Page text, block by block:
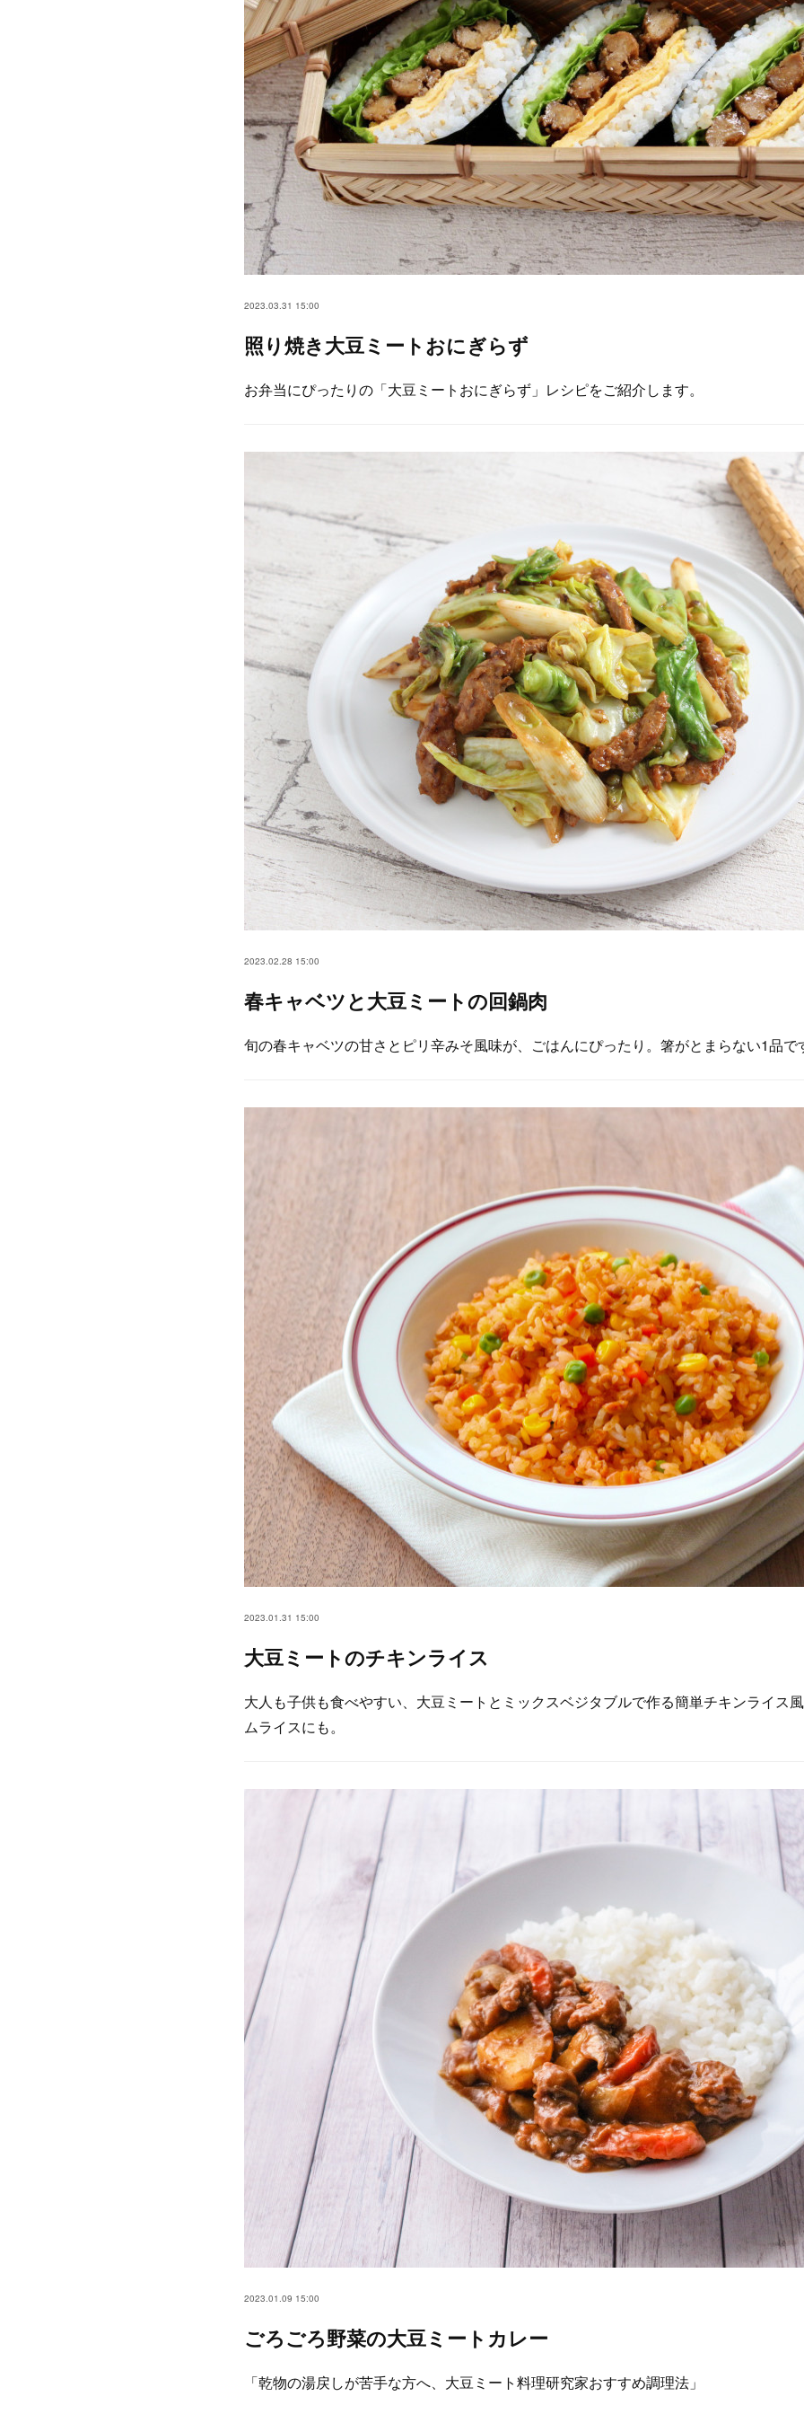
2023.03.31 15:00
照り焼き大豆ミートおにぎらず
お弁当にぴったりの「大豆ミートおにぎらず」レシピをご紹介します。
2023.02.28 15:00
春キャベツと大豆ミートの回鍋肉
旬の春キャベツの甘さとピリ辛みそ風味が、ごはんにぴったり。箸がとまらない1品で
2023.01.31 15:00
大豆ミートのチキンライス
大人も子供も食べやすい、大豆ミートとミックスベジタブルで作る簡単チキンライス
ムライスにも。
2023.01.09 15:00
ごろごろ野菜の大豆ミートカレー
「乾物の湯戻しが苦手な方へ、大豆ミート料理研究家おすすめ調理法」